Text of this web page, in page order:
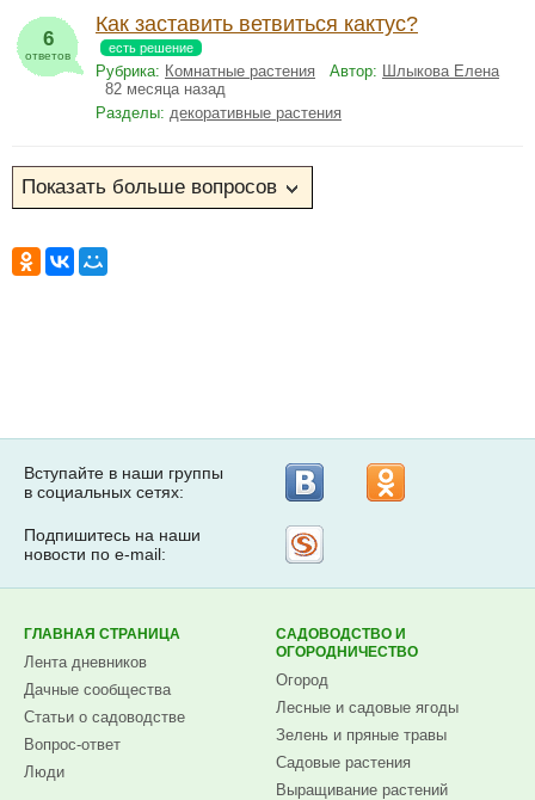
6
ответов
Как заставить ветвиться кактус?
есть решение
Рубрика: Комнатные растения Автор: Шлыкова Елена
82 месяца назад
Разделы: декоративные растения
Вступайте в наши группы
в социальных сетях:
Подпишитесь на наши
новости по e-mail:
ГЛАВНАЯ СТРАНИЦА
Лента дневников
Дачные сообщества
Статьи о садоводстве
Вопрос-ответ
Люди
САДОВОДСТВО И
ОГОРОДНИЧЕСТВО
Огород
Лесные и садовые ягоды
Зелень и пряные травы
Садовые растения
Выращивание растений